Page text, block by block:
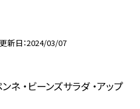
更新日 2024/03/07
ンネ ・ビーンズサラダ ・アップ